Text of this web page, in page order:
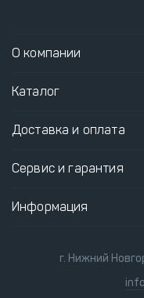
О компании
Каталог
Доставка и оплата
Сервис и гарантия
Информация
г. Нижний